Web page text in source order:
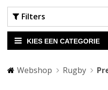
Filters
KIES EEN CATEGORIE
Webshop Rugby